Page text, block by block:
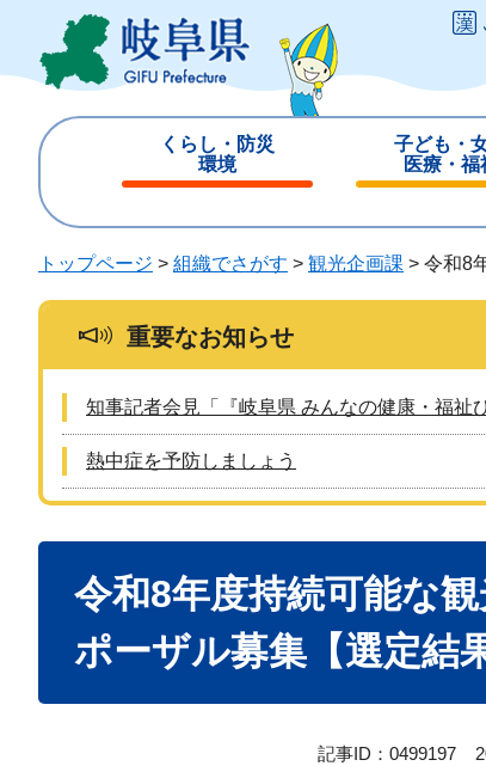
ジ
ュ
くらし・防災
環境
じ
子ども・
医療・福
じ
る
トップページ > 組織でさがす > 観光企画課 > 令和8
重要なお知らせ
知事記者会見「『岐阜県 みんなの健康・福祉
熱中症を予防しましょう
令和8年度持続可能な
ポーザル募集【選定結
記事ID：0499197